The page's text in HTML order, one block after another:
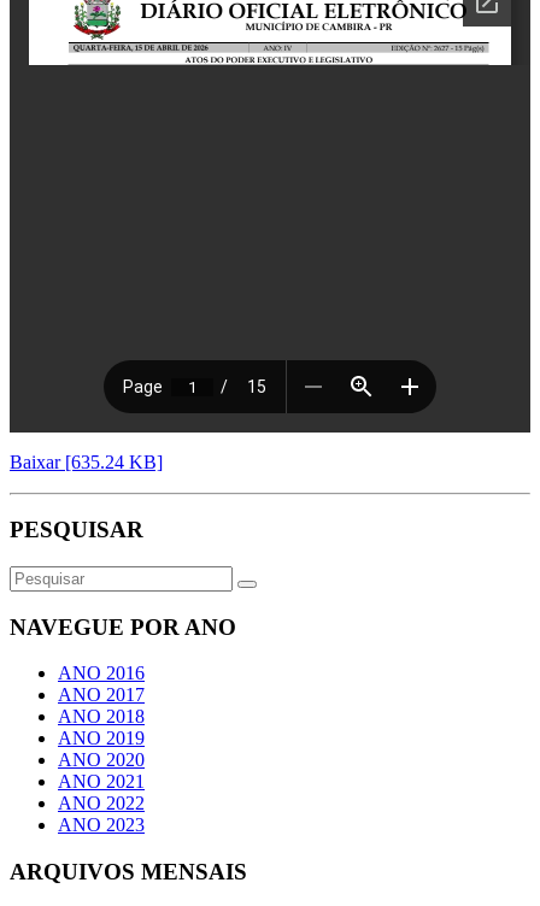
Baixar [635.24 KB]
PESQUISAR
NAVEGUE POR ANO
ANO 2016
ANO 2017
ANO 2018
ANO 2019
ANO 2020
ANO 2021
ANO 2022
ANO 2023
ARQUIVOS MENSAIS